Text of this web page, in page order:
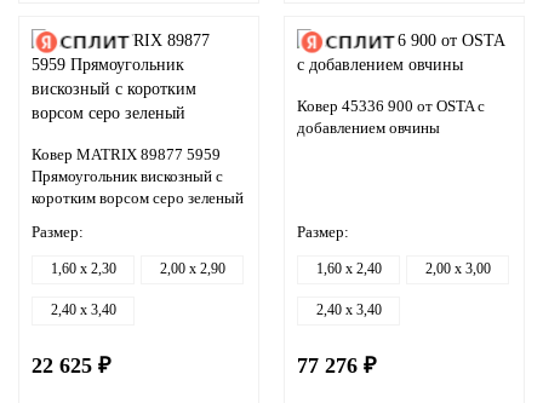
Ковер MATRIX 89877 5959
Прямоугольник вискозный с
коротким ворсом серо зеленый
Размер:
1,60 x 2,30 2,00 x 2,90
2,40 x 3,40
22 625 ₽
Ковер 45336 900 от OSTA с
добавлением овчины
Размер:
1,60 x 2,40 2,00 x 3,00
2,40 x 3,40
77 276 ₽